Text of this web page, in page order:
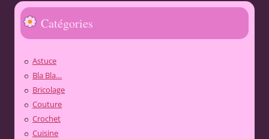
Catégories
Astuce
Bla Bla…
Bricolage
Couture
Crochet
Cuisine